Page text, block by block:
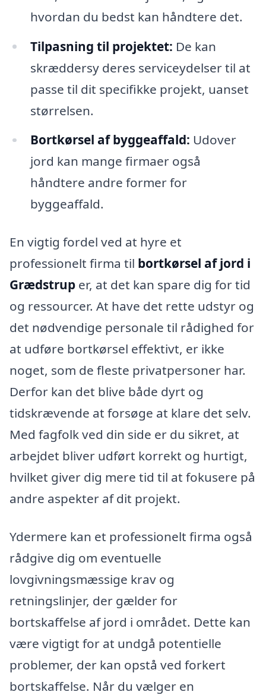
hvordan du bedst kan håndtere det.
Tilpasning til projektet: De kan
skræddersy deres serviceydelser til at
passe til dit specifikke projekt, uanset
størrelsen.
Bortkørsel af byggeaffald: Udover
jord kan mange firmaer også
håndtere andre former for
byggeaffald.
En vigtig fordel ved at hyre et
professionelt firma til bortkørsel af jord i
Grædstrup er, at det kan spare dig for tid
og ressourcer. At have det rette udstyr og
det nødvendige personale til rådighed for
at udføre bortkørsel effektivt, er ikke
noget, som de fleste privatpersoner har.
Derfor kan det blive både dyrt og
tidskrævende at forsøge at klare det selv.
Med fagfolk ved din side er du sikret, at
arbejdet bliver udført korrekt og hurtigt,
hvilket giver dig mere tid til at fokusere på
andre aspekter af dit projekt.
Ydermere kan et professionelt firma også
rådgive dig om eventuelle
lovgivningsmæssige krav og
retningslinjer, der gælder for
bortskaffelse af jord i området. Dette kan
være vigtigt for at undgå potentielle
problemer, der kan opstå ved forkert
bortskaffelse. Når du vælger en